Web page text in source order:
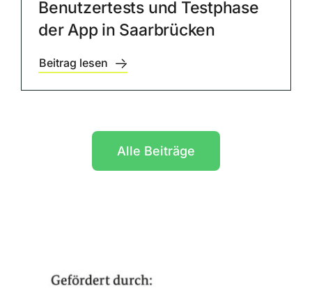
Benutzertests und Testphase
der App in Saarbrücken
Beitrag lesen
Alle Beiträge